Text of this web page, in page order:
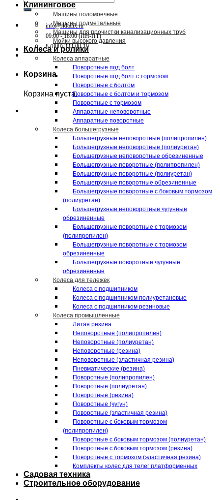
info@skladix.ru
09:00 - 18:00 (ПН-ПТ)
8 (800) 333-00-19
Корзина
Корзина пуста.
Клининговое
Машины поломоечные
Машины подметальные
Машины для прочистки канализационных труб
Мойки высокого давления
Колеса и ролики
Колеса аппаратные
Поворотные под болт
Поворотные под болт с тормозом
Поворотные с болтом
Поворотные с болтом и тормозом
Поворотные с тормозом
Аппаратные неповоротные
Аппаратные поворотные
Колеса большегрузные
Большегрузные неповоротные (полипропилен)
Большегрузные неповоротные (полиуретан)
Большегрузные неповоротные обрезиненные
Большегрузные поворотные (полипропилен)
Большегрузные поворотные (полиуретан)
Большегрузные поворотные обрезиненные
Большегрузные поворотные с боковым тормозом
(полиуретан)
Большегрузные неповоротные чугунные
обрезиненные
Большегрузные поворотные с тормозом
(полипропилен)
Большегрузные поворотные с тормозом
обрезиненные
Большегрузные поворотные чугунные
обрезиненные
Колеса для тележек
Колеса с подшипником
Колеса с подшипником полиуретановые
Колеса с подшипником резиновые
Колеса промышленные
Литая резина
Неповоротные (полипропилен)
Неповоротные (полиуретан)
Неповоротные (резина)
Неповоротные (эластичная резина)
Пневматические (резина)
Поворотные (полипропилен)
Поворотные (полиуретан)
Поворотные (резина)
Поворотные (чугун)
Поворотные (эластичная резина)
Поворотные c боковым тормозом
(полипропилен)
Поворотные c боковым тормозом (полиуретан)
Поворотные c боковым тормозом (резина)
Поворотные c тормозом (эластичная резина)
Комплекты колес для телег платформенных
Садовая техника
Строительное оборудование